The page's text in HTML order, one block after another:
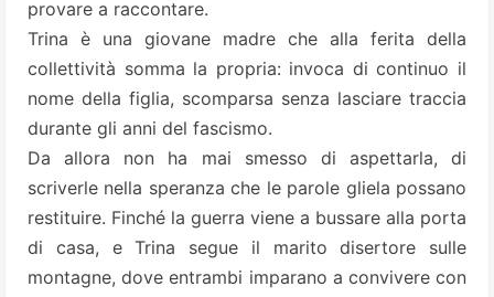
provare a raccontare.
Trina è una giovane madre che alla ferita della
collettività somma la propria: invoca di continuo il
nome della figlia, scomparsa senza lasciare traccia
durante gli anni del fascismo.
Da allora non ha mai smesso di aspettarla, di
scriverle nella speranza che le parole gliela possano
restituire. Finché la guerra viene a bussare alla porta
di casa, e Trina segue il marito disertore sulle
montagne, dove entrambi imparano a convivere con